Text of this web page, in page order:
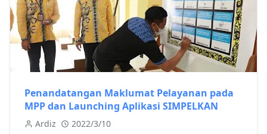
Penandatangan Maklumat Pelayanan pada
MPP dan Launching Aplikasi SIMPELKAN
Ardiz 2022/3/10